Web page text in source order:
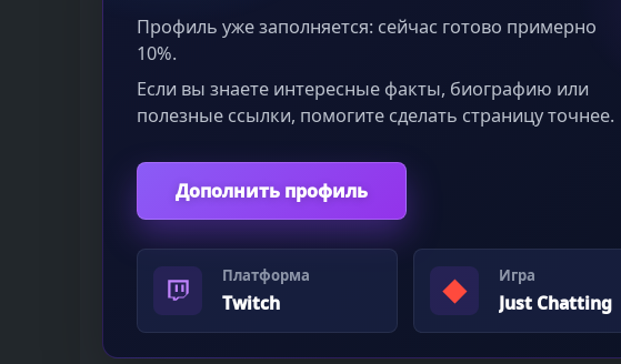
Профиль уже заполняется: сейчас готово примерно
10%.
Если вы знаете интересные факты, биографию или
полезные ссылки, помогите сделать страницу точнее.
Дополнить профиль
Платформа
Twitch ◆ Игра
Just Chatting